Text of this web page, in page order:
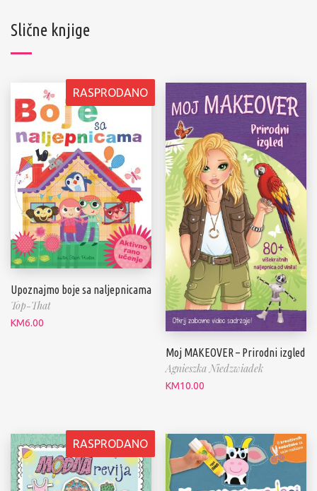
Slične knjige
RASPRODANO
Upoznajmo boje sa naljepnicama
Top-That
KM6.00
Moj MAKEOVER – Prirodni izgled
Agnieszka Niedzwiadek
KM10.00
RASPRODANO